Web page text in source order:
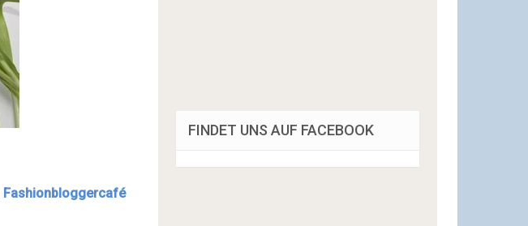
Fashionbloggercafé
FINDET UNS AUF FACEBOOK